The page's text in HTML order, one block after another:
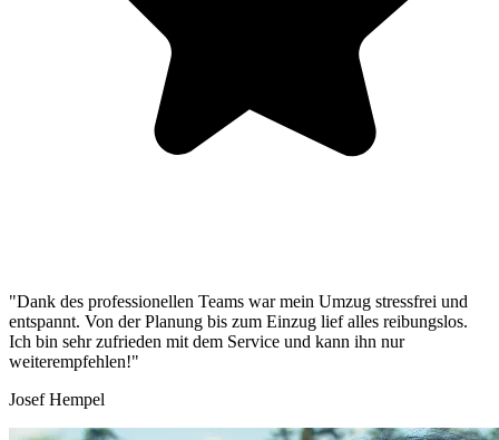
"Dank des professionellen Teams war mein Umzug stressfrei und
entspannt. Von der Planung bis zum Einzug lief alles reibungslos.
Ich bin sehr zufrieden mit dem Service und kann ihn nur
weiterempfehlen!"
Josef Hempel